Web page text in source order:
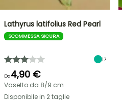
Lathyrus latifolius Red Pearl
SCOMMESSA SICURA
17
Da4,90 €
Vasetto da 8/9 cm
Disponibile in 2 taglie